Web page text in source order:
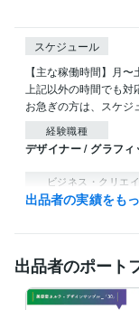
スケジュール
【主な稼働時間】月
上記以外の時間でも対
お急ぎの方は、スケジ
経験職種
デザイナー / グラフ
ビジネス・クリエ
Adobe Photoshop:27
得意分野
ド
美容室 飲食店 整骨
デザイン制作 ヘアー
出品者の実績をも
出品者のポート